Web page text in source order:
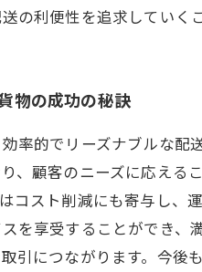
の利便性を追求していく
物の成功の秘訣
率的でリーズナブルな
、顧客のニーズに応え
コスト削減にも寄与し、
を享受することができ
引につながります。今